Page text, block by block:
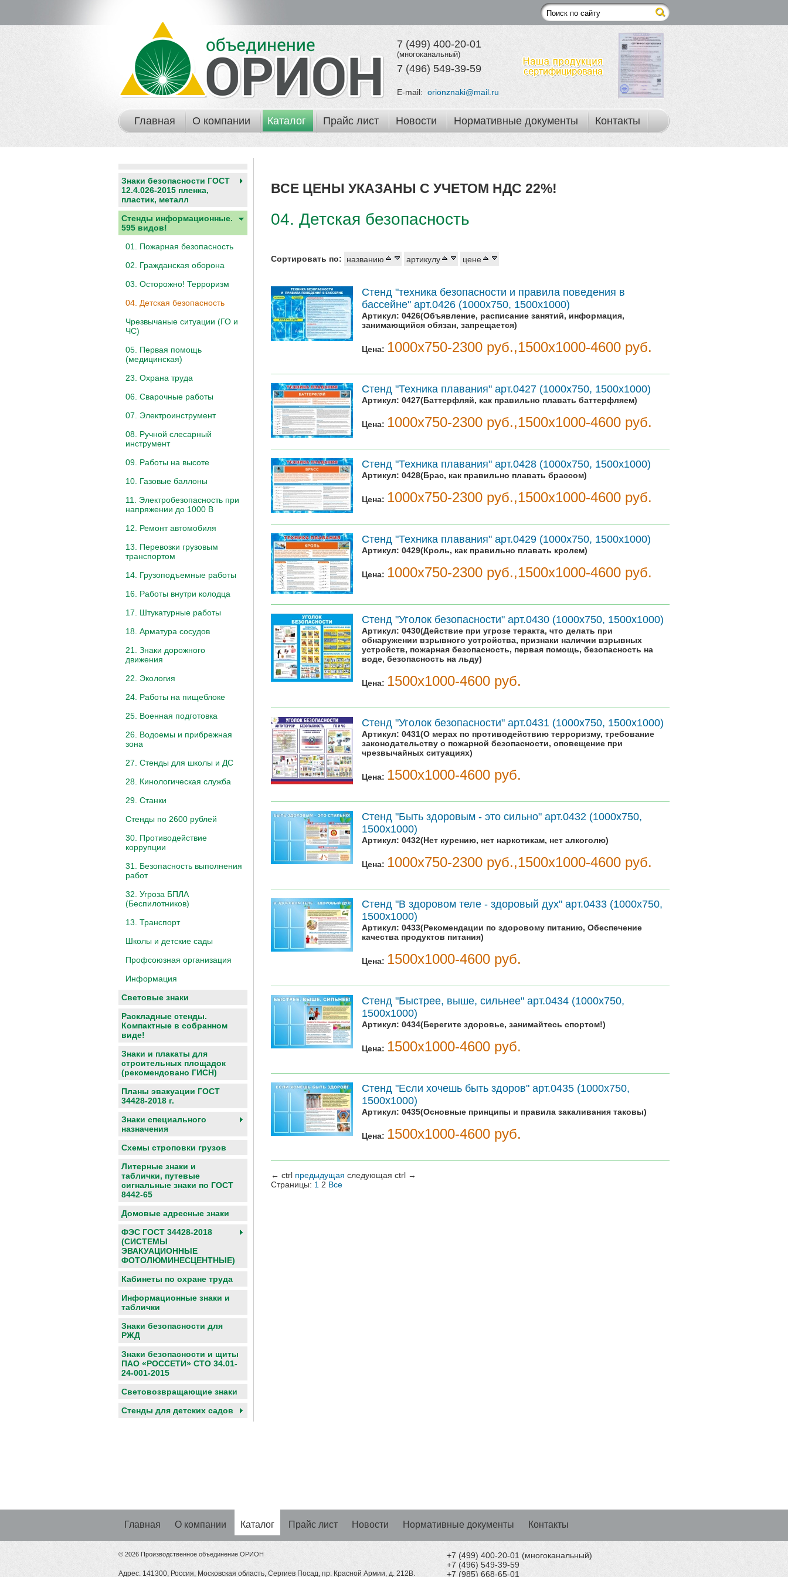
7 (499) 400-20-01
(многоканальный)
7 (496) 549-39-59
E-mail: orionznaki@mail.ru
Главная О компании Каталог Прайс лист Новости Нормативные документы Контакты
Знаки безопасности ГОСТ
12.4.026-2015 пленка,
пластик, металл
Стенды информационные.
595 видов!
01. Пожарная безопасность
02. Гражданская оборона
03. Осторожно! Терроризм
04. Детская безопасность
Чрезвычаные ситуации (ГО и
ЧС)
05. Первая помощь
(медицинская)
23. Охрана труда
06. Сварочные работы
07. Электроинструмент
08. Ручной слесарный
инструмент
09. Работы на высоте
10. Газовые баллоны
11. Электробезопасность при
напряжении до 1000 В
12. Ремонт автомобиля
13. Перевозки грузовым
транспортом
14. Грузоподъемные работы
16. Работы внутри колодца
17. Штукатурные работы
18. Арматура сосудов
21. Знаки дорожного
движения
22. Экология
24. Работы на пищеблоке
25. Военная подготовка
26. Водоемы и прибрежная
зона
27. Стенды для школы и ДС
28. Кинологическая служба
29. Станки
Стенды по 2600 рублей
30. Противодействие
коррупции
31. Безопасность выполнения
работ
32. Угроза БПЛА
(Беспилотников)
13. Транспорт
Школы и детские сады
Профсоюзная организация
Информация
Световые знаки
Раскладные стенды.
Компактные в собранном
виде!
Знаки и плакаты для
строительных площадок
(рекомендовано ГИСН)
Планы эвакуации ГОСТ
34428-2018 г.
Знаки специального
назначения
Схемы строповки грузов
Литерные знаки и
таблички, путевые
сигнальные знаки по ГОСТ
8442-65
Домовые адресные знаки
ФЭС ГОСТ 34428-2018
(СИСТЕМЫ
ЭВАКУАЦИОННЫЕ
ФОТОЛЮМИНЕСЦЕНТНЫЕ)
Кабинеты по охране труда
Информационные знаки и
таблички
Знаки безопасности для
РЖД
Знаки безопасности и щиты
ПАО «РОССЕТИ» СТО 34.01-
24-001-2015
Световозвращающие знаки
Cтенды для детских садов
ВСЕ ЦЕНЫ УКАЗАНЫ С УЧЕТОМ НДС 22%!
04. Детская безопасность
Сортировать по: названию артикулу цене
Стенд "техника безопасности и правила поведения в
бассейне" арт.0426 (1000х750, 1500х1000)
Артикул: 0426(Объявление, расписание занятий, информация,
занимающийся обязан, запрещается)
Цена: 1000х750-2300 руб.,1500х1000-4600 руб.
Стенд "Техника плавания" арт.0427 (1000х750, 1500х1000)
Артикул: 0427(Баттерфляй, как правильно плавать баттерфляем)
Цена: 1000х750-2300 руб.,1500х1000-4600 руб.
Стенд "Техника плавания" арт.0428 (1000х750, 1500х1000)
Артикул: 0428(Брас, как правильно плавать брассом)
Цена: 1000х750-2300 руб.,1500х1000-4600 руб.
Стенд "Техника плавания" арт.0429 (1000х750, 1500х1000)
Артикул: 0429(Кроль, как правильно плавать кролем)
Цена: 1000х750-2300 руб.,1500х1000-4600 руб.
Стенд "Уголок безопасности" арт.0430 (1000х750, 1500х1000)
Артикул: 0430(Действие при угрозе теракта, что делать при
обнаружении взрывного устройства, признаки наличии взрывных
устройств, пожарная безопасность, первая помощь, безопасность на
воде, безопасность на льду)
Цена: 1500х1000-4600 руб.
Стенд "Уголок безопасности" арт.0431 (1000х750, 1500х1000)
Артикул: 0431(О мерах по противодействию терроризму, требование
законодательству о пожарной безопасности, оповещение при
чрезвычайных ситуациях)
Цена: 1500х1000-4600 руб.
Стенд "Быть здоровым - это сильно" арт.0432 (1000х750,
1500х1000)
Артикул: 0432(Нет курению, нет наркотикам, нет алкоголю)
Цена: 1000х750-2300 руб.,1500х1000-4600 руб.
Стенд "В здоровом теле - здоровый дух" арт.0433 (1000х750,
1500х1000)
Артикул: 0433(Рекомендации по здоровому питанию, Обеспечение
качества продуктов питания)
Цена: 1500х1000-4600 руб.
Стенд "Быстрее, выше, сильнее" арт.0434 (1000х750,
1500х1000)
Артикул: 0434(Берегите здоровье, занимайтесь спортом!)
Цена: 1500х1000-4600 руб.
Стенд "Если хочешь быть здоров" арт.0435 (1000х750,
1500х1000)
Артикул: 0435(Основные принципы и правила закаливания таковы)
Цена: 1500х1000-4600 руб.
← ctrl предыдущая следующая ctrl →
Страницы: 1 2 Все
Главная О компании Каталог Прайс лист Новости Нормативные документы Контакты
© 2026 Производственное объединение ОРИОН
Адрес: 141300, Россия, Московская область, Сергиев Посад, пр. Красной Армии, д. 212В.
+7 (499) 400-20-01 (многоканальный)
+7 (496) 549-39-59
+7 (985) 668-65-01